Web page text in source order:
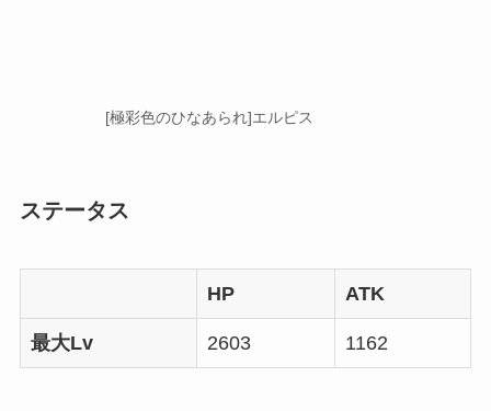
[極彩色のひなあられ]エルピス
ステータス
HP ATK
最大Lv 2603 1162